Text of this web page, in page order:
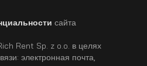
сайта
Rent Sp. z o.o. в целях
электронная почта,